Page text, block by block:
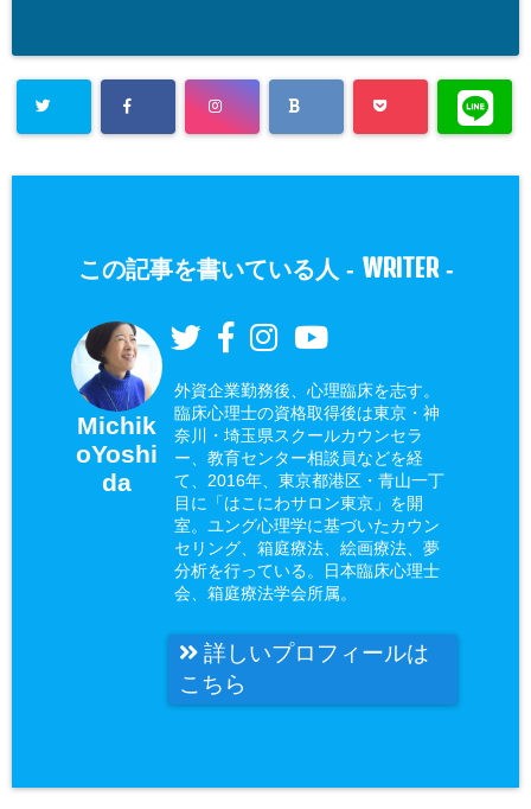
この記事を書いている人 - WRITER-
Michik
oYoshi
da
外資企業勤務後、心理臨床を志す。
臨床心理士の資格取得後は東京・神
奈川・埼玉県スクールカウンセラ
ー、教育センター相談員などを経
て、2016年、東京都港区・青山一丁
目に「はこにわサロン東京」を開
室。ユング心理学に基づいたカウン
セリング、箱庭療法、絵画療法、夢
分析を行っている。日本臨床心理士
会、箱庭療法学会所属。
詳しいプロフィールは
こちら